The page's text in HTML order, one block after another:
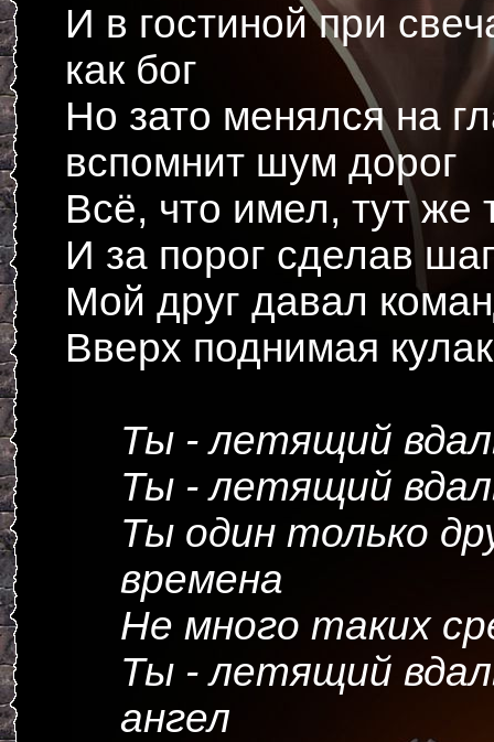
И в гостиной при
как бог
Но зато менялся на
вспомнит шум дорог
Всё, что имел, тут же
И за порог сделав
Мой друг давал
Вверх поднимая кулак
Ты - летящий
Ты - летящий
Ты один только
времена
Не много таких
Ты - летящий
ангел